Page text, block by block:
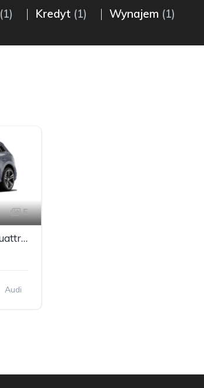
(1) Kredyt (1) Wynajem (1)
5
AUDI Q5 40 TFSI mHEV Quattro S Line S tronic
Audi